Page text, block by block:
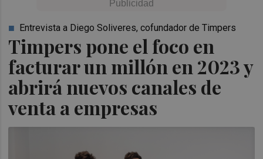
Timpers pone el foco en
facturar un millón en 2023 y
abrirá nuevos canales de
venta a empresas
Entrevista a Diego Soliveres, cofundador de Timpers